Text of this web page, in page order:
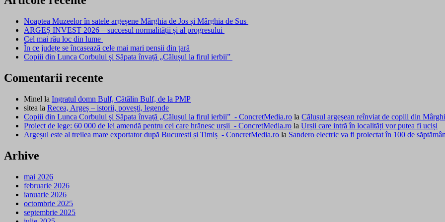
Noaptea Muzeelor în satele argeșene Mârghia de Jos și Mârghia de Sus
ARGEȘ INVEST 2026 – succesul normalității și al progresului
Cel mai rău loc din lume
În ce județe se încasează cele mai mari pensii din țară
Copiii din Lunca Corbului și Săpata învață „Călușul la firul ierbii”
Comentarii recente
Minel la Ingratul domn Bulf, Cătălin Bulf, de la PMP
sitea la Recea, Argeș – istorii, povești, legende
Copiii din Lunca Corbului și Săpata învață „Călușul la firul ierbii” - ConcretMedia.ro la Călușul argeșean reînviat de copiii din
Proiect de lege: 60 000 de lei amendă pentru cei care hrănesc urșii - ConcretMedia.ro la Urșii care intră în localități vor putea fi uciși
Argeșul este al treilea mare exportator după București și Timiș - ConcretMedia.ro la Sandero electric va fi proiectat în 100 de
Arhive
mai 2026
februarie 2026
ianuarie 2026
octombrie 2025
septembrie 2025